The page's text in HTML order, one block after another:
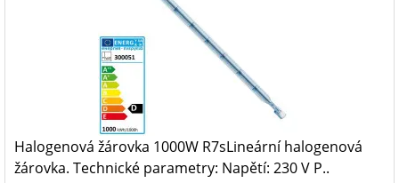
Halogenová žárovka 1000W R7sLineární halogenová
žárovka. Technické parametry: Napětí: 230 V P..